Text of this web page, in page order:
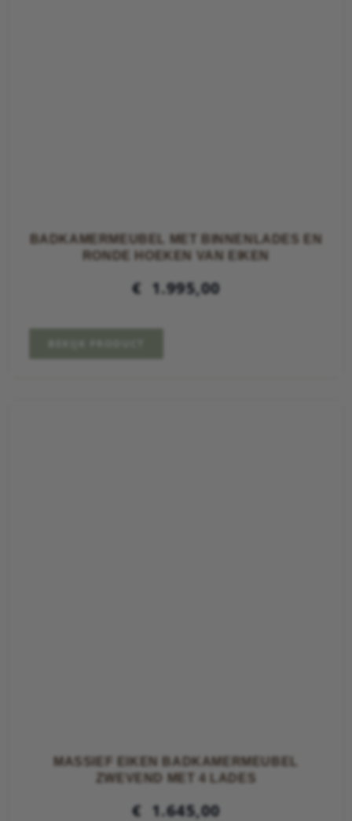
BADKAMERMEUBEL MET BINNENLADES EN
RONDE HOEKEN VAN EIKEN
€ 1.995,00
MASSIEF EIKEN BADKAMERMEUBEL
ZWEVEND MET 4 LADES
€ 1.645,00